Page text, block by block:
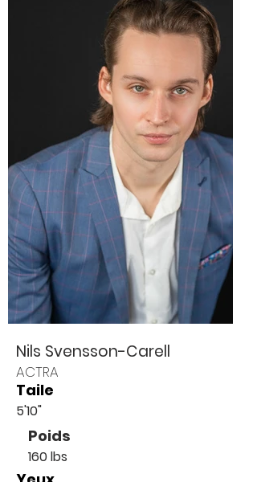
Nils Svensson-Carell
ACTRA
Taile
5'10"
Poids
160 lbs